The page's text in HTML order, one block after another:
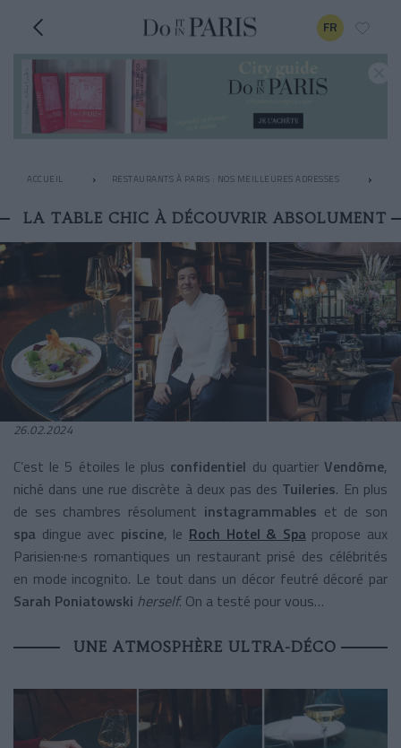
FR
ACCUEIL RESTAURANTS À PARIS : NOS MEILLEURES ADRESSES
LA TABLE CHIC À DÉCOUVRIR ABSOLUMENT
26.02.2024
C’est le 5 étoiles le plus confidentiel du quartierVendôme,
niché dans une rue discrète à deux pas des Tuileries. En plus
de ses chambres résolument instagrammables et de son
spa dingue avec piscine, le Roch Hotel & Spapropose aux
Parisien·ne·s romantiques un restaurant prisé des célébrités
en mode incognito. Le tout dans un décor feutré décoré par
Sarah Poniatowski herself. On a testé pour vous…
UNE ATMOSPHÈRE ULTRA-DÉCO